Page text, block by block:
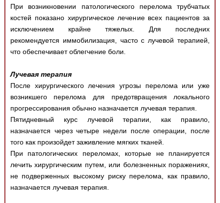
При возникновении патологического перелома трубчатых
костей показано хирургическое лечение всех пациентов за
исключением крайне тяжелых. Для последних
рекомендуется иммобилизация, часто с лучевой терапией,
что обеспечивает облегчение боли.
Лучевая терапия
После хирургического лечения угрозы перелома или уже
возникшего перелома для предотвращения локального
прогрессирования обычно назначается лучевая терапия.
Пятидневный курс лучевой терапии, как правило,
назначается через четыре недели после операции, после
того как произойдет заживление мягких тканей.
При патологических переломах, которые не планируется
лечить хирургическим путем, или болезненных поражениях,
не подверженных высокому риску перелома, как правило,
назначается лучевая терапия.